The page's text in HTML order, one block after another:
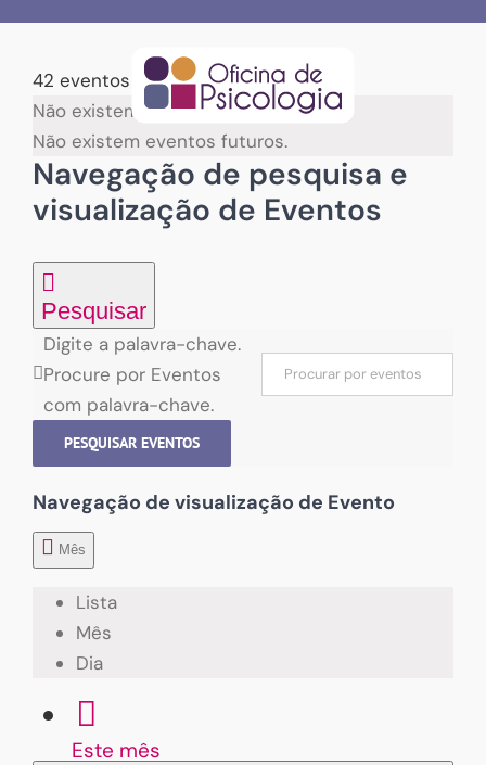
content42 eventos encontrados.
Não existem eventos futuros.
Não existem eventos futuros.
Navegação de pesquisa e
visualização de Eventos
Pesquisar
Digite a palavra-chave.
Procure por Eventos
com palavra-chave.
PESQUISAR EVENTOS
Navegação de visualização de Evento
Mês
Lista
Mês
Dia
Este mês